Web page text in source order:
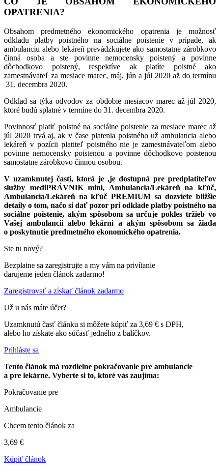
OPATRENIA?
Obsahom predmetného ekonomického opatrenia je možnosť
odkladu platby poistného na sociálne poistenie v prípade, ak
ambulanciu alebo lekáreň prevádzkujete ako samostatne zárobkovo
činná osoba a ste povinne nemocensky poistený a povinne
dôchodkovo poistený, respektíve ak platíte poistné ako
zamestnávateľ za mesiace marec, máj, jún a júl 2020 až do termínu
31. decembra 2020.
Odklad sa týka odvodov za obdobie mesiacov marec až júl 2020,
ktoré budú splatné v termíne do 31. decembra 2020.
Povinnosť platiť poistné na sociálne poistenie za mesiace marec až
júl 2020 trvá aj, ak v čase platenia poistného už ambulancia alebo
lekáreň v pozícii platiteľ poistného nie je zamestnávateľom alebo
povinne nemocensky poistenou a povinne dôchodkovo poistenou
samostatne zárobkovo činnou osobou.
V uzamknutej časti, ktorá je ‚je dostupná pre predplatiteľov
služby mediPRÁVNIK mini, Ambulancia/Lekáreň na kľúč,
Ambulancia/Lekáreň na kľúč PREMIUM sa dozviete bližšie
detaily o tom, načo si dať pozor pri odklade platby poistného na
sociálne poistenie, akým spôsobom sa určuje pokles tržieb vo
Vašej ambulancii alebo lekárni a akým spôsobom sa žiada
o poskytnutie predmetného ekonomického opatrenia.
Ste tu nový?
Bezplatne sa zaregistrujte a my vám na privítanie
darujeme jeden článok zadarmo!
Zaregistrovať a získať článok zadarmo
Už u nás máte účet?
Uzamknutú časť článku si môžete kúpiť za 3,69 € s DPH,
alebo ho získate ako súčasť jedného z balíčkov.
Prihláste sa
Tento článok má rozdielne pokračovanie pre ambulancie
a pre lekárne. Vyberte si to, ktoré vás zaujíma:
Pokračovanie pre
Ambulancie
Chcem tento článok za
3,69 €
Kúpiť článok